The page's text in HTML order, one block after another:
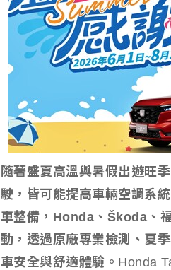
隨著盛夏高溫與暑假出遊旺
駛，皆可能提高車輛空調系
車整備，Honda、Škoda、
動，透過原廠專業檢測、夏
車安全與舒適體驗。 Honda